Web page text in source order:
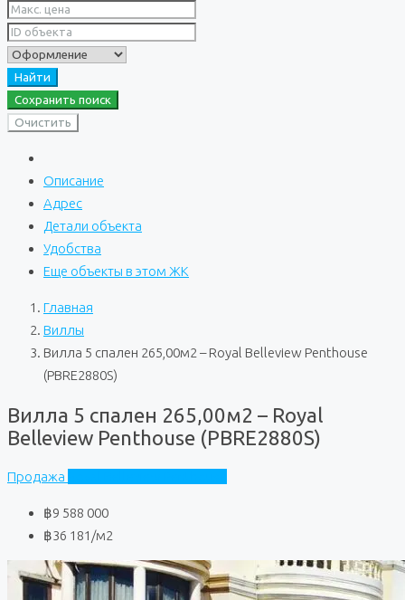
Найти
Сохранить поиск
Очистить
Описание
Адрес
Детали объекта
Удобства
Еще объекты в этом ЖК
Главная
Виллы
Вилла 5 спален 265,00м2 – Royal Belleview Penthouse
(PBRE2880S)
Вилла 5 спален 265,00м2 – Royal
Belleview Penthouse (PBRE2880S)
Продажа
฿9 588 000
฿36 181 /м2